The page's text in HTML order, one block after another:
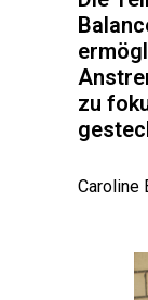
zu
Caroline